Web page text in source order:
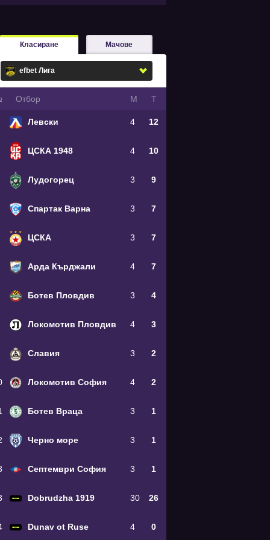
Класиране Мачове
Oтбор М Т
Левски 4 12
ЦСКА 1948 4 10
Лудогорец 3 9
Спартак Варна 3 7
ЦСКА 3 7
Арда Кърджали 4 7
Ботев Пловдив 3 4
Локомотив Пловдив 4 3
Славия 3 2
Локомотив София 4 2
Ботев Враца 3 1
Черно море 3 1
Септември София 3 1
Dobrudzha 1919 30 26
Dunav ot Ruse 4 0